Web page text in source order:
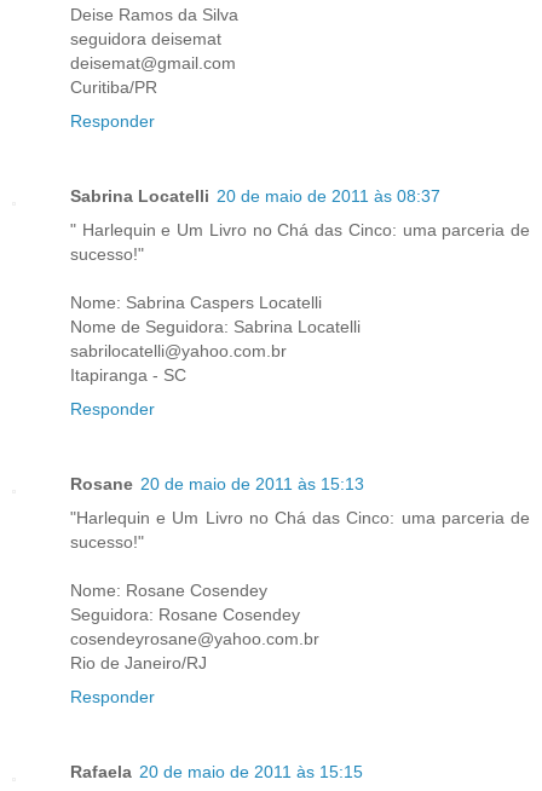
Deise Ramos da Silva
seguidora deisemat
deisemat@gmail.com
Curitiba/PR
Responder
Sabrina Locatelli 20 de maio de 2011 às 08:37
" Harlequin e Um Livro no Chá das Cinco: uma parceria de
sucesso!"
Nome: Sabrina Caspers Locatelli
Nome de Seguidora: Sabrina Locatelli
sabrilocatelli@yahoo.com.br
Itapiranga - SC
Responder
Rosane 20 de maio de 2011 às 15:13
"Harlequin e Um Livro no Chá das Cinco: uma parceria de
sucesso!"
Nome: Rosane Cosendey
Seguidora: Rosane Cosendey
cosendeyrosane@yahoo.com.br
Rio de Janeiro/RJ
Responder
Rafaela 20 de maio de 2011 às 15:15